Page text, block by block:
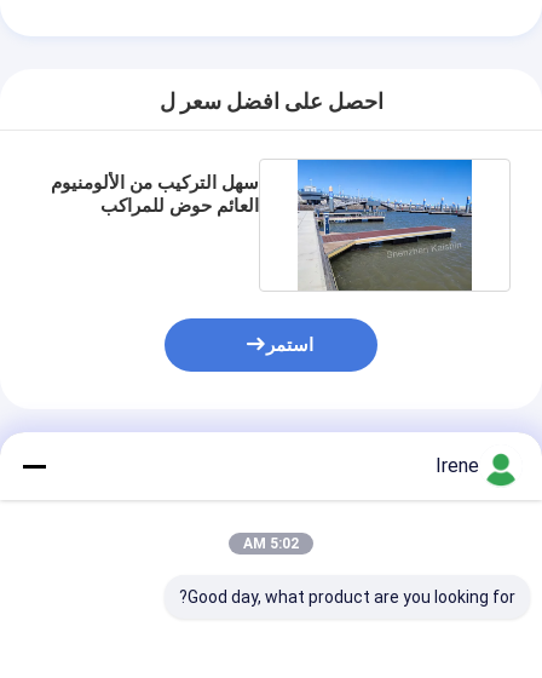
احصل على افضل سعر ل
سهل التركيب من الألومنيوم
العائم حوض للمراكب
استمر
المنتجات الموصى بها
Irene
5:02 AM
Good day, what product are you looking for?